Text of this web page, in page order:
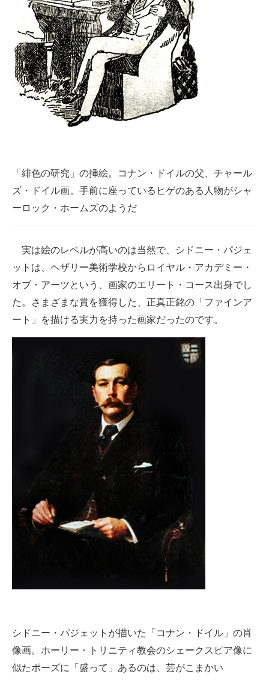
モノづくり技術者専門サイト
エレクトロニクス専門サイト
電子設計の基本と応用
エネルギーの専門メディア
建設×テクノロジーの最前線
「緋色の研究」の挿絵。コナン・ドイルの父、チャール
ズ・ドイル画。手前に座っているヒゲのある人物がシャ
ーロック・ホームズのようだ
実は絵のレベルが高いのは当然で、シドニー・パジェ
ットは、ヘザリー美術学校からロイヤル・アカデミー・
オブ・アーツという、画家のエリート・コース出身でし
た。さまざまな賞を獲得した、正真正銘の「ファインア
ート」を描ける実力を持った画家だったのです。
シドニー・パジェットが描いた「コナン・ドイル」の肖
像画。ホーリー・トリニティ教会のシェークスピア像に
似たポーズに「盛って」あるのは、芸がこまかい